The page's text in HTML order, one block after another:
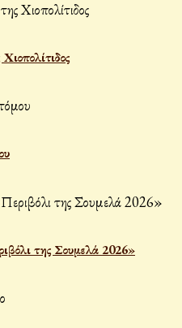
της Σουμελά 2026»